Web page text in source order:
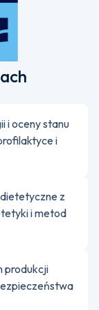
i oceny stanu
i
z
i metod
produkcji